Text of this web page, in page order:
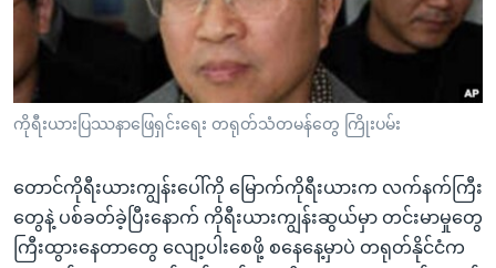
စာမျက်နှာ
သို့
ကျော်
ရန်
ရှာဖွေ
ရန်
သုတပဒေသာ အင်္ဂလိပ်စာ
Learning English
ဗွီအိုအေ လူမှုကွန်ယက်များ
ဘာသာစကားများ
ကိုရီးယားပြဿနာဖြေရှင်းရေး တရုတ်သံတမန်တွေ ကြိုးပမ်း
တောင်ကိုရီးယားကျွန်းပေါ်ကို မြောက်ကိုရီးယားက လက်နက်ကြီး
တွေနဲ့ ပစ်ခတ်ခဲ့ပြီးနောက် ကိုရီးယားကျွန်းဆွယ်မှာ တင်းမာမှုတွေ
ကြီးထွားနေတာတွေ လျော့ပါးစေဖို့ စနေနေ့မှာပဲ တရုတ်နိုင်ငံက